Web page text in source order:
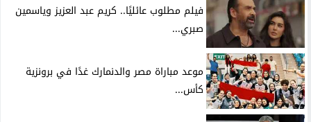
فيلم مطلوب عائليًا.. كريم عبد العزيز وياسمين
صبري...
موعد مباراة مصر والدنمارك غدًا في برونزية
كأس...